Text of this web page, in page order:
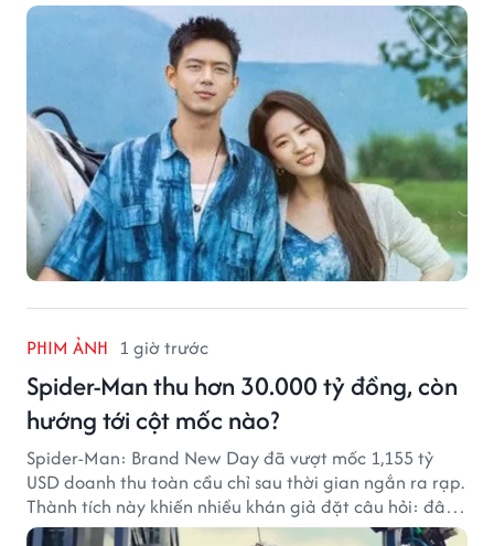
PHIM ẢNH 1 giờ trước
Spider-Man thu hơn 30.000 tỷ đồng, còn
hướng tới cột mốc nào?
Spider-Man: Brand New Day đã vượt mốc 1,155 tỷ
USD doanh thu toàn cầu chỉ sau thời gian ngắn ra rạp.
Thành tích này khiến nhiều khán giả đặt câu hỏi: đâu
sẽ là cột mốc tiếp theo của Người Nhện?